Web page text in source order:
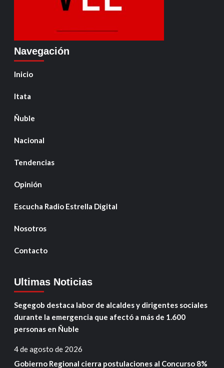
Navegación
Inicio
Itata
Ñuble
Nacional
Tendencias
Opinión
Escucha Radio Estrella Digital
Nosotros
Contacto
Ultimas Noticias
Segegob destaca labor de alcaldes y dirigentes sociales
durante la emergencia que afectó a más de 1.600
personas en Ñuble
4 de agosto de 2026
Gobierno Regional cierra postulaciones al Concurso 8%